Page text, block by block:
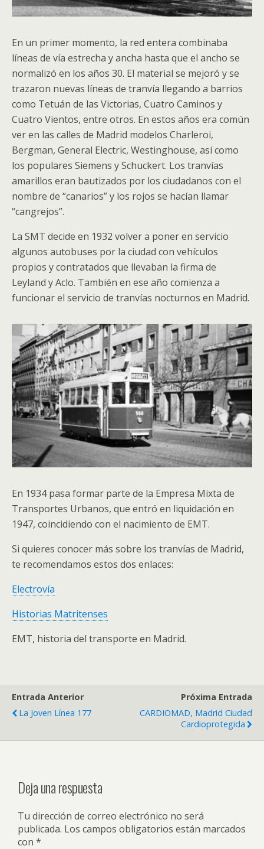
En un primer momento, la red entera combinaba
líneas de vía estrecha y ancha hasta que el ancho se
normalizó en los años 30. El material se mejoró y se
trazaron nuevas líneas de tranvía llegando a barrios
como Tetuán de las Victorias, Cuatro Caminos y
Cuatro Vientos, entre otros. En estos años era común
ver en las calles de Madrid modelos Charleroi,
Bergman, General Electric, Westinghouse, así como
los populares Siemens y Schuckert. Los tranvías
amarillos eran bautizados por los ciudadanos con el
nombre de “canarios” y los rojos se hacían llamar
“cangrejos”.
La SMT decide en 1932 volver a poner en servicio
algunos autobuses por la ciudad con vehículos
propios y contratados que llevaban la firma de
Leyland y Aclo. También en ese año comienza a
funcionar el servicio de tranvías nocturnos en Madrid.
En 1934 pasa formar parte de la Empresa Mixta de
Transportes Urbanos, que entró en liquidación en
1947, coincidiendo con el nacimiento de EMT.
Si quieres conocer más sobre los tranvías de Madrid,
te recomendamos estos dos enlaces:
Electrovía
Historias Matritenses
EMT, historia del transporte en Madrid.
Entrada Anterior
La Joven Línea 177
Próxima Entrada
CARDIOMAD, Madrid Ciudad
Cardioprotegida
Deja una respuesta
Tu dirección de correo electrónico no será
publicada. Los campos obligatorios están marcados
con *